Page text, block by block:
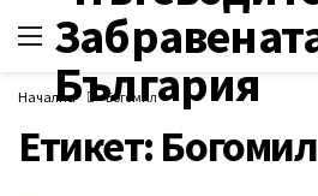
Начална Богомил
Етикет: Богомил